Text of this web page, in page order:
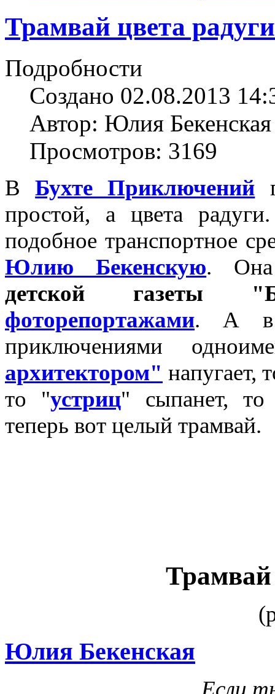
Трамвай цвета радуги
Подробности
Создано 02.08.2013
Автор: Юлия Бекенская
Просмотров: 3169
ВБухте Приключений
простой, а цвета
подобное транспортное
Юлию Бекенскую. Она
детской газеты
фоторепортажами. А в
приключениями
архитектором" напугает,
то "устриц" сыпанет,
теперь вот целый трамвай.
Трамвай
Юлия Бекенская
Если